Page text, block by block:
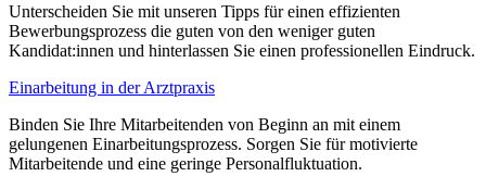
Unterscheiden Sie mit unseren Tipps für einen effizienten
Bewerbungsprozess die guten von den weniger guten
Kandidat:innen und hinterlassen Sie einen professionellen Eindruck.
Einarbeitung in der Arztpraxis
Binden Sie Ihre Mitarbeitenden von Beginn an mit einem
gelungenen Einarbeitungsprozess. Sorgen Sie für motivierte
Mitarbeitende und eine geringe Personalfluktuation.